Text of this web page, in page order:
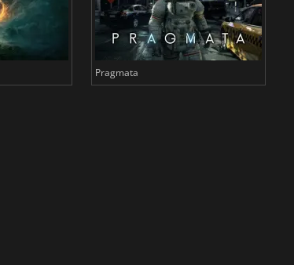
Pragmata